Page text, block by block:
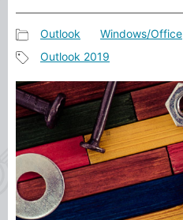
事
カ
テ
リ
Outlook Windows/Office
事
タ
Outlook 2019